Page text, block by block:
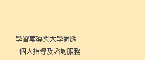
學習輔導與大學適應
個人指導及諮詢服務